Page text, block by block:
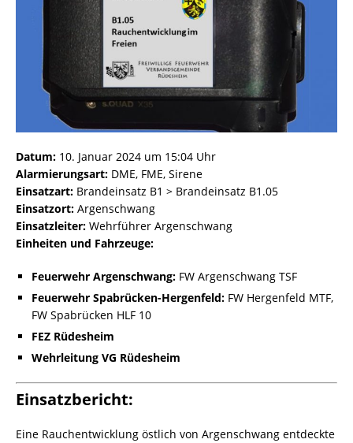
Datum: 10. Januar 2024 um 15:04 Uhr
Alarmierungsart: DME, FME, Sirene
Einsatzart: Brandeinsatz B1 > Brandeinsatz B1.05
Einsatzort: Argenschwang
Einsatzleiter: Wehrführer Argenschwang
Einheiten und Fahrzeuge:
Feuerwehr Argenschwang: FW Argenschwang TSF
Feuerwehr Spabrücken-Hergenfeld: FW Hergenfeld MTF,
FW Spabrücken HLF 10
FEZ Rüdesheim
Wehrleitung VG Rüdesheim
Einsatzbericht:
Eine Rauchentwicklung östlich von Argenschwang entdeckte